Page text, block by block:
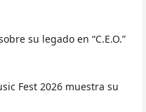
su legado en “C.E.O.”
Fest 2026 muestra su